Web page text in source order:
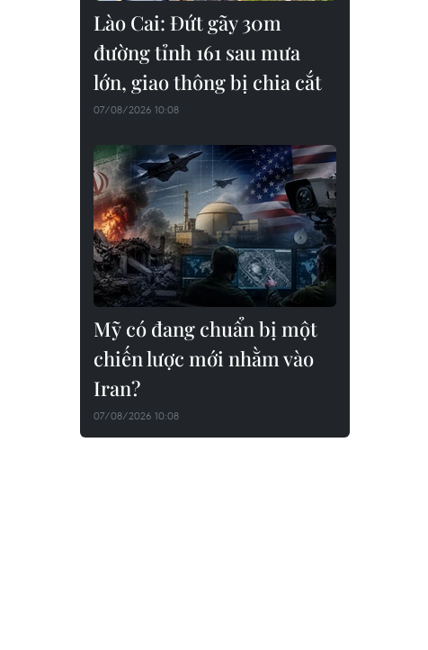
Lào Cai: Đứt gãy 30m
đường tỉnh 161 sau mưa
lớn, giao thông bị chia cắt
07/08/2026 10:08
Mỹ có đang chuẩn bị một
chiến lược mới nhằm vào
Iran?
07/08/2026 10:08